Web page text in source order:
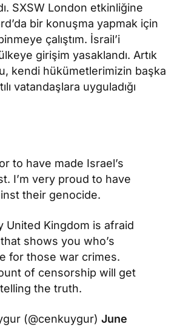
SXSW London etkinliğine
bir konuşma yapmak için
çalıştım. İsrail’i
girişim yasaklandı. Artık
kendi hükümetlerimizin başka
vatandaşlara uyguladığı
to have made Israel’s
I’m very proud to have
their genocide.
United Kingdom is afraid
shows you who’s
for those war crimes.
of censorship will get
the truth.
(@cenkuygur)June